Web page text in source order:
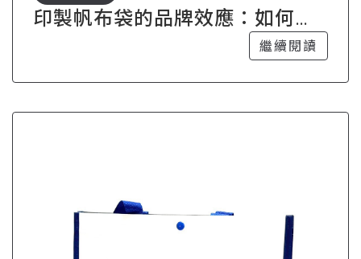
印製帆布袋的品牌效應：如何讓
繼續閱讀